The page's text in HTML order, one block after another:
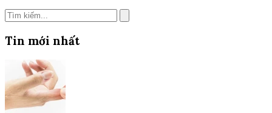
Tin mới nhất